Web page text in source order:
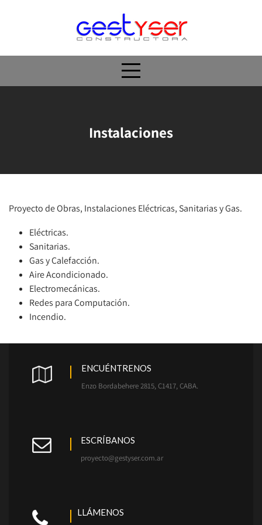
Instalaciones
Proyecto de Obras, Instalaciones Eléctricas, Sanitarias y Gas.
Eléctricas.
Sanitarias.
Gas y Calefacción.
Aire Acondicionado.
Electromecánicas.
Redes para Computación.
Incendio.
ENCUÉNTRENOS
Enzo Bordabehere 2815, C1417, CABA.
ESCRÍBANOS
proyecto@gestyser.com.ar
LLÁMENOS